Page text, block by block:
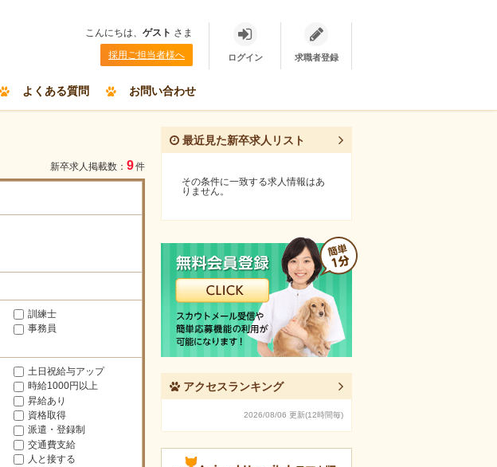
こんにちは、 ゲスト さま
採用ご担当者様へ
ログイン 求職者登録
よくある質問 お問い合わせ
新卒求人掲載数： 9件
訓練士
事務員
土日祝給与アップ
時給1000円以上
昇給あり
資格取得
派遣・登録制
交通費支給
人と接する
最近見た新卒求人リスト
その条件に一致する求人情報はあ
りません。
アクセスランキング
2026/08/06 更新(12時間毎)